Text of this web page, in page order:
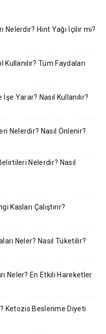
Nelerdir? Hint Yağı İçilir mi?
Kullanılır? Tüm Faydaları
Yarar? Nasıl Kullanılır?
Nelerdir? Nasıl Önlenir?
Nelerdir? Nasıl
Kasları Çalıştırır?
Neler? Nasıl Tüketilir?
Neler? En Etkili Hareketler
Ketozis Beslenme Diyeti